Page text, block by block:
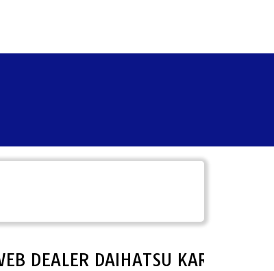
DAIHATSU KARAWANG